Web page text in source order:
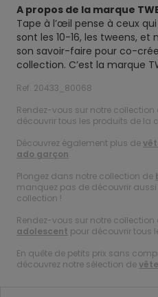
A propos de la marque
Tape à l’œil pense à ceux
sont les 10-16, les tweens,
son savoir-faire pour co-
collection. C’est la marque
Ref. 20433_80068
Rendez-vous sur notre collection
découvrir tous les produits de la
Découvrez également plus de
ado garçon.
Plongez dans notre collection de
manquez pas de découvrir
collection !
Rendez-vous sur notre collection
adolescent pour découvrir tous
En quête de petits prix sans
découvrez notre sélection de